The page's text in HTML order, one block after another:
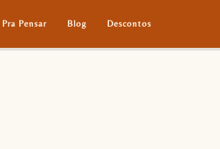
Pra Pensar Blog Descontos